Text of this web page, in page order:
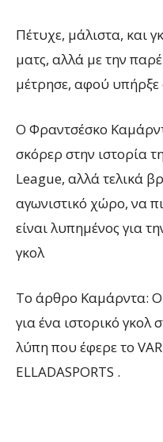
Πέτυχε, μάλιστα, και
ματς, αλλά με την
μέτρησε, αφού
Ο Φραντσέσκο
σκόρερ στην ιστορία
League, αλλά τελικά
αγωνιστικό χώρο, να
είναι λυπημένος για
γκολ
To άρθρο Καμάρντα:
για ένα ιστορικό
λύπη που έφερε το
ELLADASPORTS .